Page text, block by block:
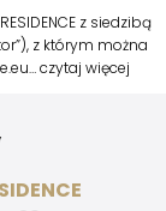
z siedzibą
z którym można
czytaj więcej